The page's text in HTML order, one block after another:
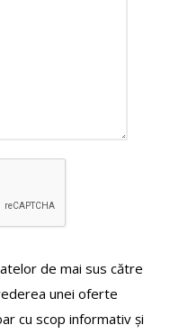
de mai sus către
unei oferte
cu scop informativ și